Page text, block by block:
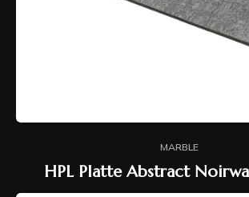
MARBLE
HPL Platte Abstract